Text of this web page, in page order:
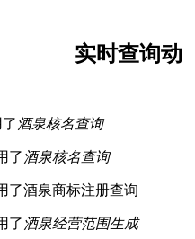
实时查询动
酒泉核名查询
了 酒泉核名查询
了酒泉商标注册查询
了 酒泉经营范围生成